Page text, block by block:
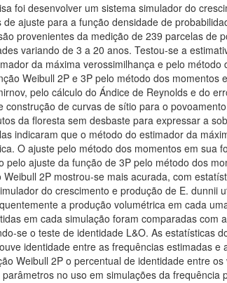
foi desenvolver um sistema simulador do
ajuste para a função densidade de
provenientes da medição de 239 parcelas
variando de 3 a 20 anos. Testou-se a
da máxima verossimilhança e pelo
Weibull 2P e 3P pelo método dos
pelo cálculo do Ándice de Reynolds e do
construção de curvas de sítio para o
da floresta sem desbaste para expressar a
indicaram que o método do estimador da
O ajuste pelo método dos momentos em
pelo ajuste da função de 3P pelo método dos
2P mostrou-se mais acurada, com
do crescimento e produção de E.
a produção volumétrica em cada
em cada simulação foram comparadas
se o teste de identidade L&O. As estatísticas
identidade entre as frequências estimadas
Weibull 2P o percentual de identidade entre
no uso em simulações da frequência